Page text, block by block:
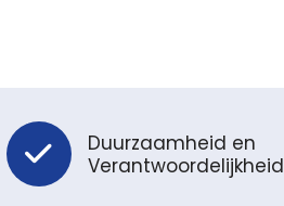
Duurzaamheid en
Verantwoordelijkheid